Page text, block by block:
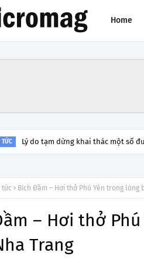
Home
TỨC Lý do tạm dừng khai thác một số
tức Bích Đầm – Hơi thở Phú Yên trong lòng
– Hơi thở
Trang